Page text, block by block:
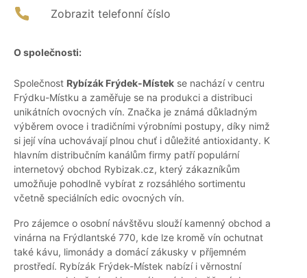
Zobrazit telefonní číslo
O společnosti:
Společnost Rybízák Frýdek-Místek se nachází v centru
Frýdku-Místku a zaměřuje se na produkci a distribuci
unikátních ovocných vín. Značka je známá důkladným
výběrem ovoce i tradičními výrobními postupy, díky nimž
si její vína uchovávají plnou chuť i důležité antioxidanty. K
hlavním distribučním kanálům firmy patří populární
internetový obchod Rybizak.cz, který zákazníkům
umožňuje pohodlně vybírat z rozsáhlého sortimentu
včetně speciálních edic ovocných vín.
Pro zájemce o osobní návštěvu slouží kamenný obchod a
vinárna na Frýdlantské 770, kde lze kromě vín ochutnat
také kávu, limonády a domácí zákusky v příjemném
prostředí. Rybízák Frýdek-Místek nabízí i věrnostní